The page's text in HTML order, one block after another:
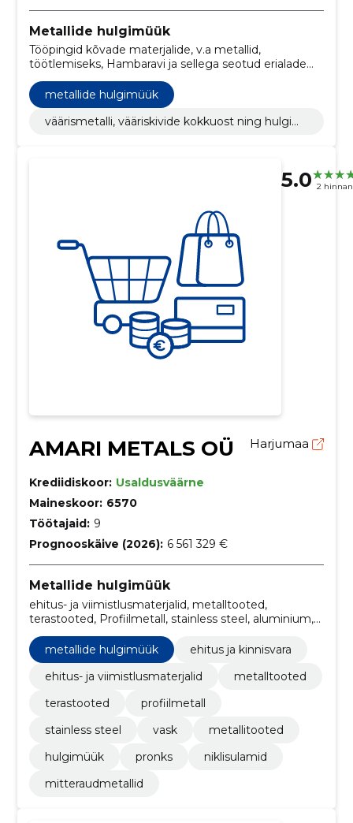
Metallide hulgimüük
Tööpingid kõvade materjalide, v.a metallid,
töötlemiseks, Hambaravi ja sellega seotud erialade
instrumendid ja seadmed, Pehmejoodistamis-,
kõvajoodistamis- ja keevitusseadmed, pindkarastus-
ja kuumpihustusmasinad ja -seadmed, Väärismetalli,
vääriskivide kokkuost ning hulgimüük
metallide hulgimüük
väärismetalli, vääriskivide kokkuost ning hulgim
5.0 2
AMARI METALS OÜ Harjumaa
Krediidiskoor: Usaldusväärne
Maineskoor: 6570
Töötajaid: 9
Prognooskäive (2026): 6 561 329 €
Metallide hulgimüük
ehitus- ja viimistlusmaterjalid, metalltooted,
terastooted, Profiilmetall, stainless steel, aluminium,
Vask, Metallitooted, Hulgimüük, Pronks
metallide hulgimüük
ehitus ja kinnisvara
ehitus- ja viimistlusmaterjalid
metalltooted
terastooted
profiilmetall
stainless steel
vask
metallitooted
hulgimüük
pronks
niklisulamid
mitteraudmetallid